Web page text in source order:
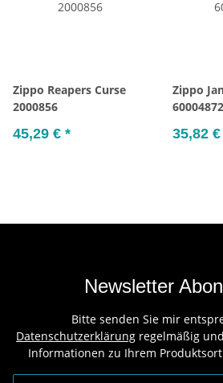
Zippo Reapers Curse
2000856
45,29 € *
Zippo
60004872
35,82 €
Newsletter
Bitte senden Sie mir
Datenschutzerklärung regelmäßig
Informationen zu Ihrem